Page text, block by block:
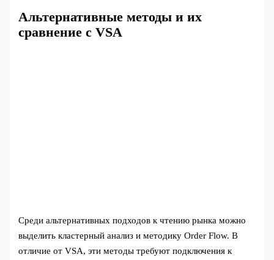
Альтернативные методы и их
сравнение с VSA
Среди альтернативных подходов к чтению рынка можно
выделить кластерный анализ и методику Order Flow. В
отличие от VSA, эти методы требуют подключения к